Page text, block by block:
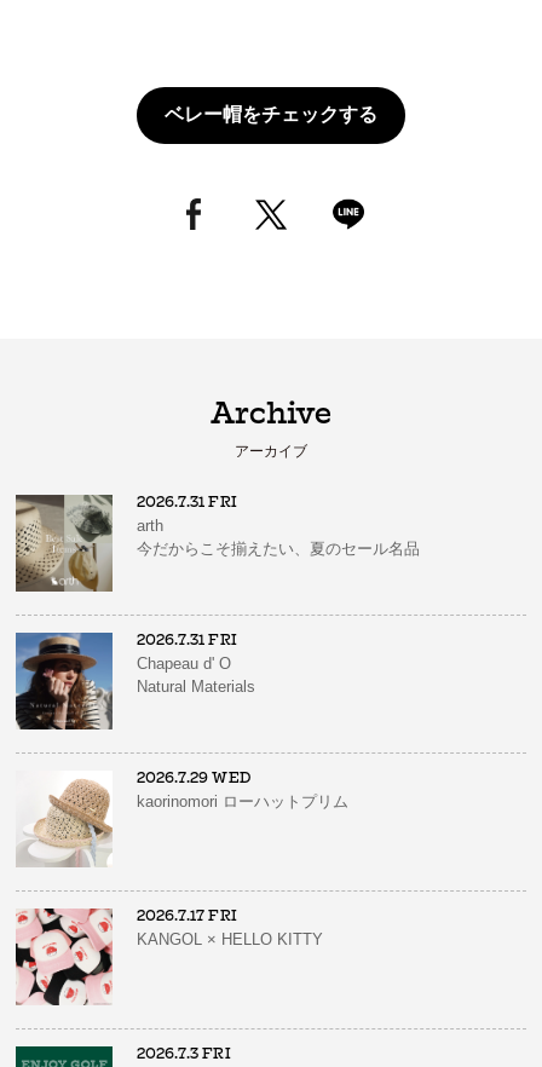
ベレー帽をチェックする
Archive
アーカイブ
2026.7.31 FRI
arth
今だからこそ揃えたい、夏のセール名品
2026.7.31 FRI
Chapeau d' O
Natural Materials
2026.7.29 WED
kaorinomori ローハットプリム
2026.7.17 FRI
KANGOL × HELLO KITTY
2026.7.3 FRI